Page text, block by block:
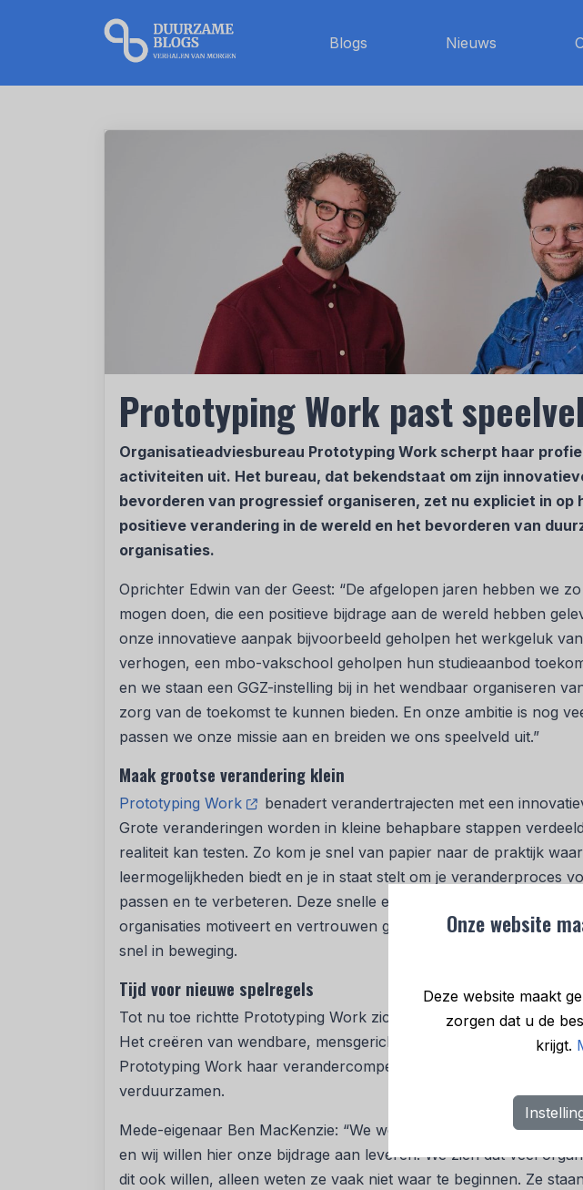
Onze website
Deze website maakt
zorgen dat u de
krijgt.
Blogs Nieuws
Prototyping Work past
Organisatieadviesbureau Prototyping Work scherpt haar
activiteiten uit. Het bureau, dat bekendstaat om zijn
bevorderen van progressief organiseren, zet nu expliciet in op
positieve verandering in de wereld en het bevorderen van
organisaties.
Oprichter Edwin van der Geest: “De afgelopen jaren hebben we
mogen doen, die een positieve bijdrage aan de wereld hebben
onze innovatieve aanpak bijvoorbeeld geholpen het werkgeluk
verhogen, een mbo-vakschool geholpen hun studieaanbod
en we staan een GGZ-instelling bij in het wendbaar organiseren
zorg van de toekomst te kunnen bieden. En onze ambitie is nog
passen we onze missie aan en breiden we ons speelveld uit.”
Maak grootse verandering klein
Prototyping Work
benadert verandertrajecten met een
Grote veranderingen worden in kleine behapbare stappen
realiteit kan testen. Zo kom je snel van papier naar de praktijk
leermogelijkheden biedt en je in staat stelt om je veranderproces
passen en te verbeteren. Deze snelle experimenten leiden tot
organisaties motiveert en vertrouwen geeft in het veranderproces.
snel in beweging.
Tijd voor nieuwe spelregels
Tot nu toe richtte Prototyping Work zich op het bevorderen van
Het creëren van wendbare, mensgerichte en toekomstvaste
Prototyping Work haar verandercompetentie ook inzetten om
verduurzamen.
Mede-eigenaar Ben MacKenzie: “We weten dat we anders met de
en wij willen hier onze bijdrage aan leveren. We zien dat veel
dit ook willen, alleen weten ze vaak niet waar te beginnen. Ze